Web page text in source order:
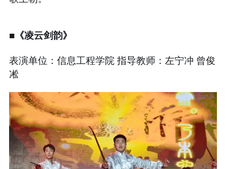
■《凌云剑韵》
表演单位：信息工程学院 指导教师：左宁冲 曾俊
凇